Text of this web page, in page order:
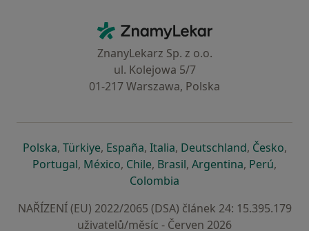
ZnamyLekar - Hlavní stránka
ZnanyLekarz Sp. z o.o.
ul. Kolejowa 5/7
01-217 Warszawa, Polska
Polskase otevře v nové záložce
, Türkiyese otevře v nové záložce
, Españase otevře v nové záložce
, Italiase otevře v nové záložce
, Deutschlandse otevře v
, Českose
,
Portugalse otevře v nové záložce
, Méxicose otevře v nové záložce
, Chilese otevře v nové záložce
, Brasilse otevře v nové
, Argentinase otevře v
, Perúse
,
Colombia
NAŘÍZENÍ (EU) 2022/2065 (DSA) článek 24: 15.395.179
uživatelů/měsíc - Červen 2026